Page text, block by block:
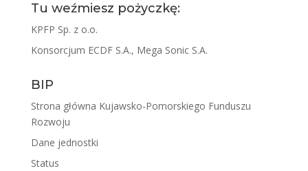
Tu weźmiesz pożyczkę:
KPFP Sp. z o.o.
Konsorcjum ECDF S.A., Mega Sonic S.A.
BIP
Strona główna Kujawsko-Pomorskiego Funduszu
Rozwoju
Dane jednostki
Status